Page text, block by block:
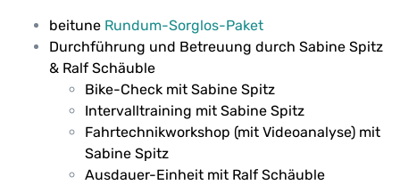
beitune Rundum-Sorglos-Paket
Durchführung und Betreuung durch Sabine Spitz
& Ralf Schäuble
Bike-Check mit Sabine Spitz
Intervalltraining mit Sabine Spitz
Fahrtechnikworkshop (mit Videoanalyse) mit
Sabine Spitz
Ausdauer-Einheit mit Ralf Schäuble